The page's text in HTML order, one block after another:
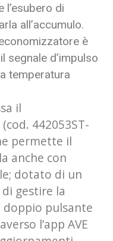
di
all’accumulo.
è
segnale d’impulso
temperatura
il
(cod. 442053ST-
permette il
anche con
dotato di un
gestire la
pulsante
l’app AVE